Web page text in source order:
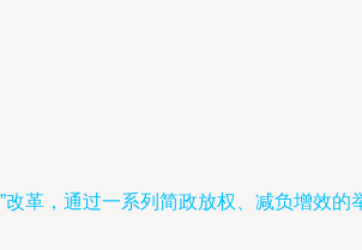
革，通过一系列简政放权、减负增效的